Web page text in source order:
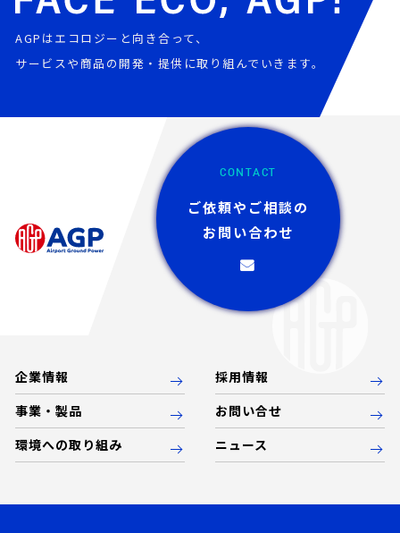
AGPはエコロジーと向き合って、
サービスや商品の開発・提供に取り組んでいきます。
CONTACT
ご依頼やご相談の
お問い合わせ
企業情報
事業・製品
環境への取り組み
ニュース
採用情報
お問い合せ